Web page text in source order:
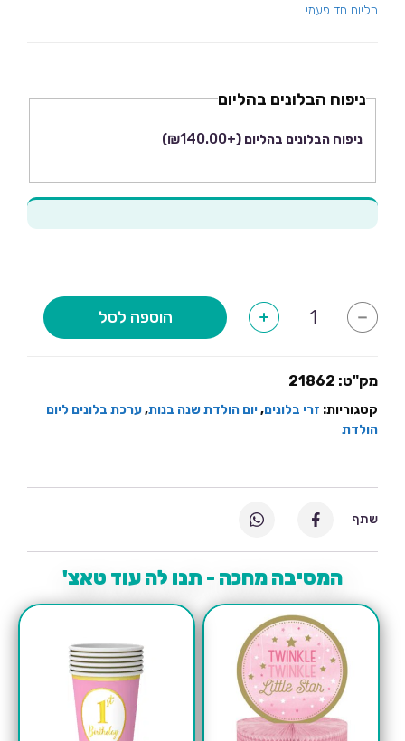
הליום חד פעמי.
ניפוח הבלונים בהליום
ניפוח הבלונים בהליום (+
₪140.00
)
-
של
הולדת
בת
+ הוספה לסל
מק"ט: 21862
קטגוריות: זרי בלונים,יום הולדת שנה בנות,ערכת בלונים ליום
הולדת
המסיבה מחכה - תנו לה עוד טאצ'
שתף